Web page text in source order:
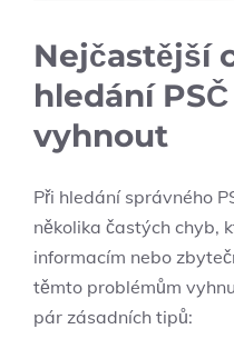
Nejčastější
hledání
vyhnout
Při hledání správného
několika častých chyb,
informacím nebo
těmto problémům
pár zásadních tipů: